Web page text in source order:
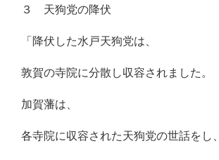
３ 天狗党の降伏
「降伏した水戸天狗党は、
敦賀の寺院に分散し収容されました。
加賀藩は、
各寺院に収容された天狗党の世話をし、